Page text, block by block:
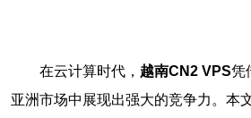
在云计算时代， 越南CN2 VPS凭
亚洲市场中展现出强大的竞争力。本